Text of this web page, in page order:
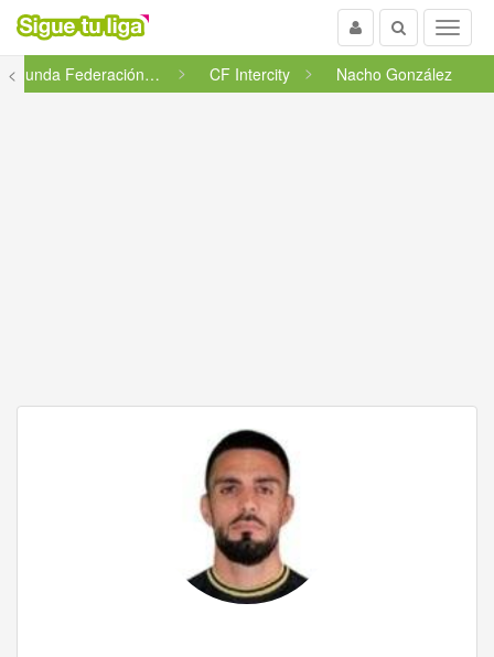
Menu
Buscar
Usuario
<
Segunda Federación - Grupo 5 CF Intercity Nacho González